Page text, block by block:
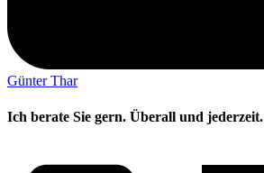
Günter Thar
Ich berate Sie gern. Überall und jederzeit.